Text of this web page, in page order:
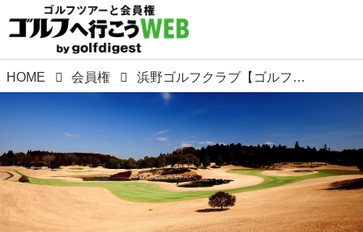
HOME 会員権 浜野ゴルフクラブ【ゴルフ会員権・ゴルフ場身体検査】井上誠一「独創期」の設計。美しい箱庭のようなチャンピオンコース。千葉県市原市